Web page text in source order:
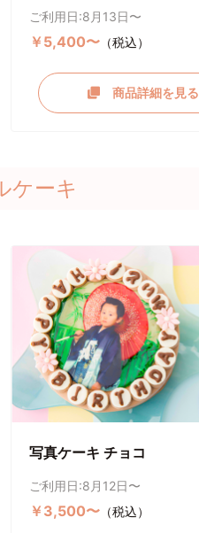
ご利用日:8月13日〜
￥5,400〜（税込）
商品詳細を見る
ケーキ
写真ケーキ チョコ
ご利用日:8月12日〜
￥3,500〜（税込）